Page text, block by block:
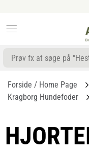
Forside / Home Page
Kragborg Hundefoder